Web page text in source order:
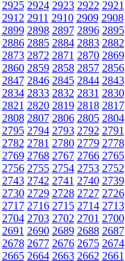
2925 2924 2923 2922 2921
2912 2911 2910 2909 2908
2899 2898 2897 2896 2895
2886 2885 2884 2883 2882
2873 2872 2871 2870 2869
2860 2859 2858 2857 2856
2847 2846 2845 2844 2843
2834 2833 2832 2831 2830
2821 2820 2819 2818 2817
2808 2807 2806 2805 2804
2795 2794 2793 2792 2791
2782 2781 2780 2779 2778
2769 2768 2767 2766 2765
2756 2755 2754 2753 2752
2743 2742 2741 2740 2739
2730 2729 2728 2727 2726
2717 2716 2715 2714 2713
2704 2703 2702 2701 2700
2691 2690 2689 2688 2687
2678 2677 2676 2675 2674
2665 2664 2663 2662 2661